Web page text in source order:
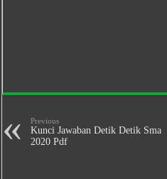
Previous
Kunci Jawaban Detik Detik Sma
2020 Pdf